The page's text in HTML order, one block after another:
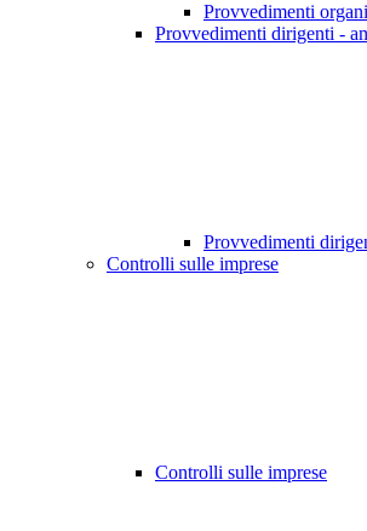
Provvedimenti
Provvedimenti dirigenti -
Provvedimenti
Controlli sulle imprese
Controlli sulle imprese